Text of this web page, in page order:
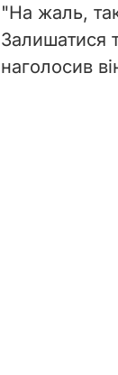
"На жаль,
Залишатися
наголосив